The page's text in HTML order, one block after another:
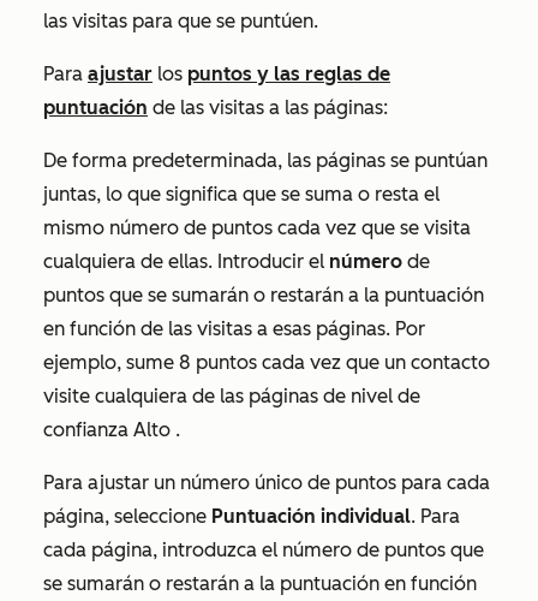
las visitas para que se puntúen.
Para ajustar los puntos y las reglas de
puntuación de las visitas a las páginas:
De forma predeterminada, las páginas se puntúan
juntas, lo que significa que se suma o resta el
mismo número de puntos cada vez que se visita
cualquiera de ellas. Introducir el número de
puntos que se sumarán o restarán a la puntuación
en función de las visitas a esas páginas. Por
ejemplo, sume 8 puntos cada vez que un contacto
visite cualquiera de las páginas de nivel de
confianza Alto .
Para ajustar un número único de puntos para cada
página, seleccione Puntuación individual. Para
cada página, introduzca el número de puntos que
se sumarán o restarán a la puntuación en función